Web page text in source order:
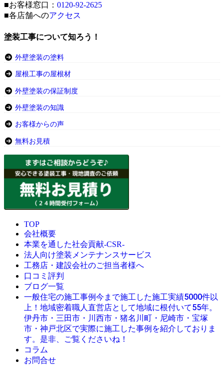
■お客様窓口： 0120-92-2625
■各店舗へのアクセス
塗装工事について知ろう！
外壁塗装の塗料
屋根工事の屋根材
外壁塗装の保証制度
外壁塗装の知識
お客様からの声
無料お見積
TOP
会社概要
本業を通した社会貢献-CSR-
法人向け塗装メンテナンスサービス
工務店・建設会社のご担当者様へ
口コミ評判
ブログ一覧
一般住宅の施工事例今まで施工した施工実績5000件以
上！地域密着職人直営店として地域に根付いて55年。
伊丹市・三田市・川西市・猪名川町・尼崎市・宝塚
市・神戸北区で実際に施工した事例を紹介しておりま
す。是非、ご覧くださいね！
コラム
お問合せ